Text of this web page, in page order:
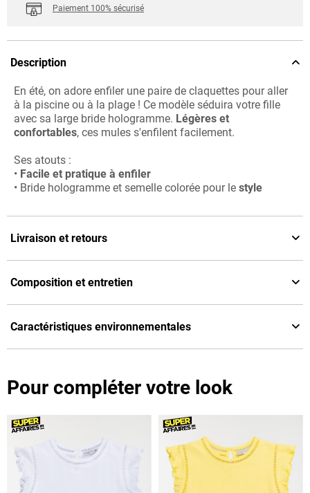
Paiement 100% sécurisé
Description
En été, on adore enfiler une paire de claquettes pour aller
à la piscine ou à la plage ! Ce modèle séduira votre fille
avec sa large bride hologramme. Légères et
confortables, ces mules s'enfilent facilement.
Ses atouts :
• Facile et pratique à enfiler
• Bride hologramme et semelle colorée pour le style
Livraison et retours
Composition et entretien
Caractéristiques environnementales
Pour compléter votre look